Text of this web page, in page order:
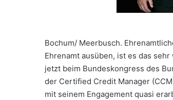
Bochum/ Meerbusch.
Ehrenamt ausüben, ist es das
jetzt beim Bundeskongress des
der Certified Credit Manager
mit seinem Engagement quasi